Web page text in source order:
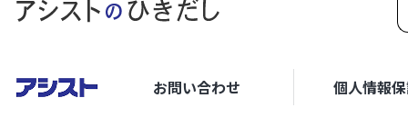
お問い合わせ 個人情報